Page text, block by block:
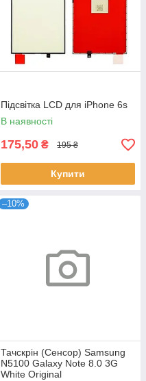
Підсвітка LCD для iPhone 6s
В наявності
175,50 ₴ 195 ₴
Купити
–10%
Тачскрін (Сенсор) Samsung
N5100 Galaxy Note 8.0 3G
White Original